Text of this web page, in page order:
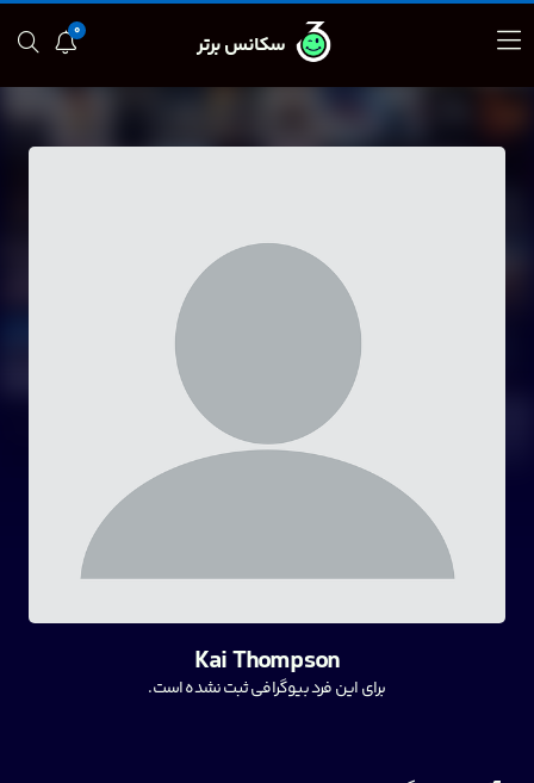
0
سکانس برتر
Kai Thompson
برای این فرد بیوگرافی ثبت نشده است.